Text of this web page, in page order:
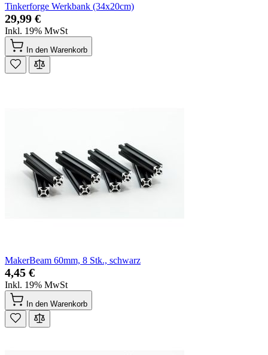
Tinkerforge Werkbank (34x20cm)
29,99 €
Inkl. 19% MwSt
In den Warenkorb
MakerBeam 60mm, 8 Stk., schwarz
4,45 €
Inkl. 19% MwSt
In den Warenkorb